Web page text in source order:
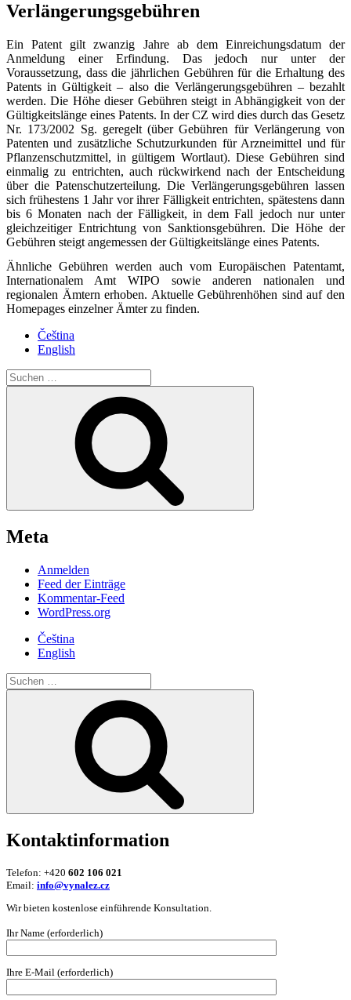
Verlängerungsgebühren
Ein Patent gilt zwanzig Jahre ab dem Einreichungsdatum der
Anmeldung einer Erfindung. Das jedoch nur unter der
Voraussetzung, dass die jährlichen Gebühren für die Erhaltung des
Patents in Gültigkeit – also die Verlängerungsgebühren – bezahlt
werden. Die Höhe dieser Gebühren steigt in Abhängigkeit von der
Gültigkeitslänge eines Patents. In der CZ wird dies durch das Gesetz
Nr. 173/2002 Sg. geregelt (über Gebühren für Verlängerung von
Patenten und zusätzliche Schutzurkunden für Arzneimittel und für
Pflanzenschutzmittel, in gültigem Wortlaut). Diese Gebühren sind
einmalig zu entrichten, auch rückwirkend nach der Entscheidung
über die Patenschutzerteilung. Die Verlängerungsgebühren lassen
sich frühestens 1 Jahr vor ihrer Fälligkeit entrichten, spätestens dann
bis 6 Monaten nach der Fälligkeit, in dem Fall jedoch nur unter
gleichzeitiger Entrichtung von Sanktionsgebühren. Die Höhe der
Gebühren steigt angemessen der Gültigkeitslänge eines Patents.
Ähnliche Gebühren werden auch vom Europäischen Patentamt,
Internationalem Amt WIPO sowie anderen nationalen und
regionalen Ämtern erhoben. Aktuelle Gebührenhöhen sind auf den
Homepages einzelner Ämter zu finden.
Čeština
English
Suche
nach:
Meta
Anmelden
Feed der Einträge
Kommentar-Feed
WordPress.org
Čeština
English
Suche
nach:
Kontaktinformation
Telefon: +420 602 106 021
Email: info@vynalez.cz
Wir bieten kostenlose einführende Konsultation.
Ihr Name (erforderlich)
Ihre E-Mail (erforderlich)